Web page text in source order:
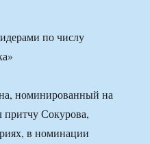
номинированный на
притчу Сокурова,
в номинации